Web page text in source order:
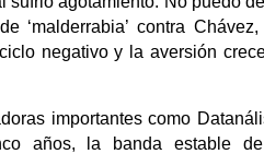
‘malderrabia’ contra
negativo y la aversión
importantes como
años, la banda estable